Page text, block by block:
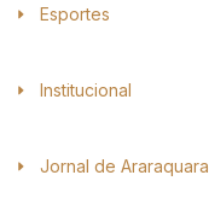
Esportes
Institucional
Jornal de Araraquara